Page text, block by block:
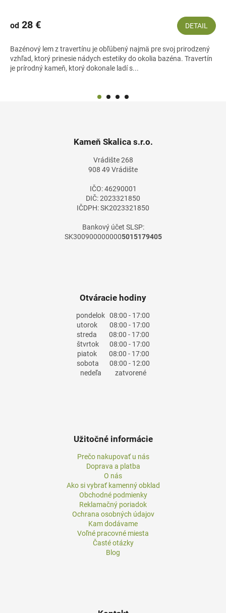
od 28 € DETAIL
Bazénový lem z travertínu je obľúbený najmä pre svoj prirodzený
vzhľad, ktorý prinesie nádych estetiky do okolia bazéna. Travertín
je prírodný kameň, ktorý dokonale ladí s...
Kameň Skalica s.r.o.
Vrádište 268
908 49 Vrádište
IČO: 46290001
DIČ: 2023321850
IČDPH: SK2023321850
Bankový účet SLSP:
SK3009000000005015179405
Otváracie hodiny
pondelok 08:00 - 17:00
utorok08:00 - 17:00
streda 08:00 - 17:00
štvrtok08:00 - 17:00
piatok08:00 - 17:00
sobota 08:00 - 12:00
nedeľa zatvorené
Užitočné informácie
Prečo nakupovať u nás
Doprava a platba
O nás
Ako si vybrať kamenný obklad
Obchodné podmienky
Reklamačný poriadok
Ochrana osobných údajov
Kam dodávame
Voľné pracovné miesta
Časté otázky
Blog